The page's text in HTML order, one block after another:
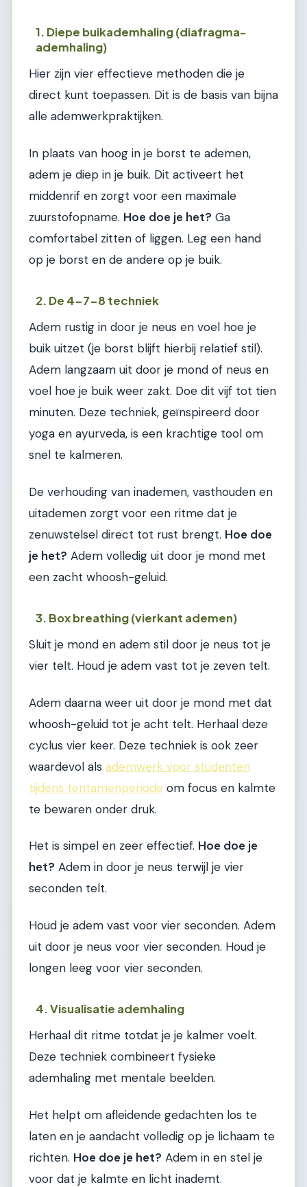
1. Diepe buikademhaling (diafragma-
ademhaling)
Hier zijn vier effectieve methoden die je
direct kunt toepassen. Dit is de basis van bijna
alle ademwerkpraktijken.
In plaats van hoog in je borst te ademen,
adem je diep in je buik. Dit activeert het
middenrif en zorgt voor een maximale
zuurstofopname. Hoe doe je het? Ga
comfortabel zitten of liggen. Leg een hand
op je borst en de andere op je buik.
2. De 4-7-8 techniek
Adem rustig in door je neus en voel hoe je
buik uitzet (je borst blijft hierbij relatief stil).
Adem langzaam uit door je mond of neus en
voel hoe je buik weer zakt. Doe dit vijf tot tien
minuten. Deze techniek, geïnspireerd door
yoga en ayurveda, is een krachtige tool om
snel te kalmeren.
De verhouding van inademen, vasthouden en
uitademen zorgt voor een ritme dat je
zenuwstelsel direct tot rust brengt. Hoe doe
je het? Adem volledig uit door je mond met
een zacht whoosh-geluid.
3. Box breathing (vierkant ademen)
Sluit je mond en adem stil door je neus tot je
vier telt. Houd je adem vast tot je zeven telt.
Adem daarna weer uit door je mond met dat
whoosh-geluid tot je acht telt. Herhaal deze
cyclus vier keer. Deze techniek is ook zeer
waardevol als ademwerk voor studenten
tijdens tentamenperiode om focus en kalmte
te bewaren onder druk.
Het is simpel en zeer effectief. Hoe doe je
het? Adem in door je neus terwijl je vier
seconden telt.
Houd je adem vast voor vier seconden. Adem
uit door je neus voor vier seconden. Houd je
longen leeg voor vier seconden.
4. Visualisatie ademhaling
Herhaal dit ritme totdat je je kalmer voelt.
Deze techniek combineert fysieke
ademhaling met mentale beelden.
Het helpt om afleidende gedachten los te
laten en je aandacht volledig op je lichaam te
richten. Hoe doe je het? Adem in en stel je
voor dat je kalmte en licht inademt.